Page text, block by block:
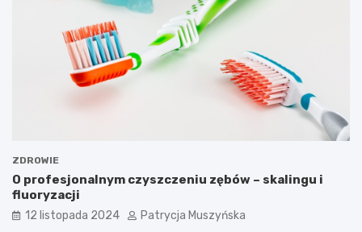
ZDROWIE
O profesjonalnym czyszczeniu zębów – skalingu i
fluoryzacji
12 listopada 2024 Patrycja Muszyńska